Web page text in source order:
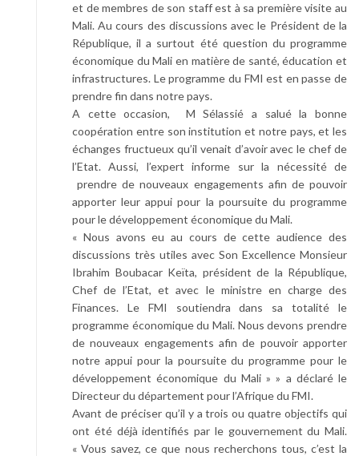
et de membres de son staff est à sa première visite au
Mali. Au cours des discussions avec le Président de la
République, il a surtout été question du programme
économique du Mali en matière de santé, éducation et
infrastructures. Le programme du FMI est en passe de
prendre fin dans notre pays.
A cette occasion, M Sélassié a salué la bonne
coopération entre son institution et notre pays, et les
échanges fructueux qu’il venait d’avoir avec le chef de
l’Etat. Aussi, l’expert informe sur la nécessité de
prendre de nouveaux engagements afin de pouvoir
apporter leur appui pour la poursuite du programme
pour le développement économique du Mali.
« Nous avons eu au cours de cette audience des
discussions très utiles avec Son Excellence Monsieur
Ibrahim Boubacar Keïta, président de la République,
Chef de l’Etat, et avec le ministre en charge des
Finances. Le FMI soutiendra dans sa totalité le
programme économique du Mali. Nous devons prendre
de nouveaux engagements afin de pouvoir apporter
notre appui pour la poursuite du programme pour le
développement économique du Mali » » a déclaré le
Directeur du département pour l’Afrique du FMI.
Avant de préciser qu’il y a trois ou quatre objectifs qui
ont été déjà identifiés par le gouvernement du Mali.
« Vous savez, ce que nous recherchons tous, c’est la